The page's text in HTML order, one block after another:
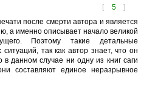
[ 5 ]
после смерти автора и является
а именно описывает начало великой
Поэтому такие детальные
так как автор знает, что он
данном случае ни одну из книг саги
составляют единое неразрывное